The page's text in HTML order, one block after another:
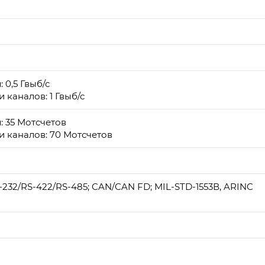
0,5 Гвыб/с
1 Гвыб/с
Мотсчетов
каналов: 70 Мотсчетов
232/RS-422/RS-485; CAN/CAN FD; MIL-STD-1553В, ARINC